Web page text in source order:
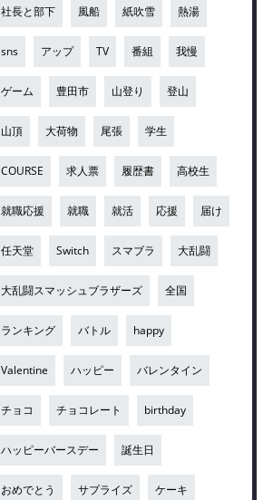
社長と部下 風船 紙吹雪 熱湯
sns アップ TV 番組 我慢
ゲーム 豊田市 山登り 登山
山頂 大荷物 尾張 学生
COURSE 求人票 履歴書 高校生
就職応援 就職 就活 応援 届け
任天堂 Switch スマブラ 大乱闘
大乱闘スマッシュブラザーズ 全国
ランキング バトル happy
Valentine ハッピー バレンタイン
チョコ チョコレート birthday
ハッピーバースデー 誕生日
おめでとう サプライズ ケーキ